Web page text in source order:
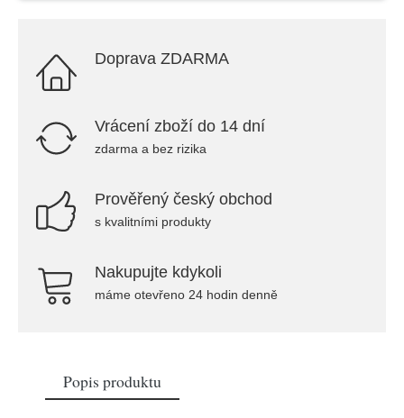
Doprava ZDARMA
Vrácení zboží do 14 dní
zdarma a bez rizika
Prověřený český obchod
s kvalitními produkty
Nakupujte kdykoli
máme otevřeno 24 hodin denně
Popis produktu